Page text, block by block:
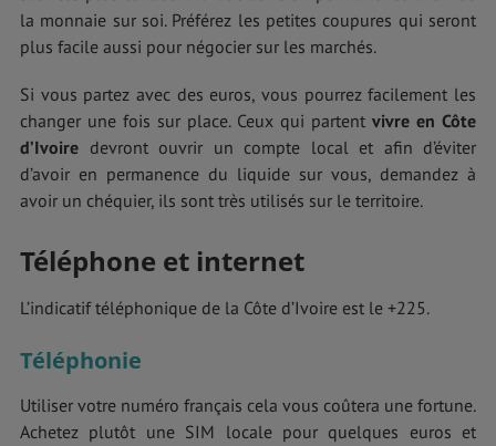
la monnaie sur soi. Préférez les petites coupures qui seront
plus facile aussi pour négocier sur les marchés.
Si vous partez avec des euros, vous pourrez facilement les
changer une fois sur place. Ceux qui partent vivre en Côte
d’Ivoire devront ouvrir un compte local et afin d’éviter
d’avoir en permanence du liquide sur vous, demandez à
avoir un chéquier, ils sont très utilisés sur le territoire.
Téléphone et internet
L’indicatif téléphonique de la Côte d’Ivoire est le +225.
Téléphonie
Utiliser votre numéro français cela vous coûtera une fortune.
Achetez plutôt une SIM locale pour quelques euros et